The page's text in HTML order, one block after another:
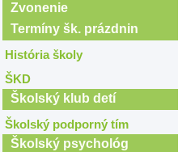
Zvonenie
Termíny šk. prázdnin
História školy
ŠKD
Školský klub detí
Školský podporný tím
Školský psychológ